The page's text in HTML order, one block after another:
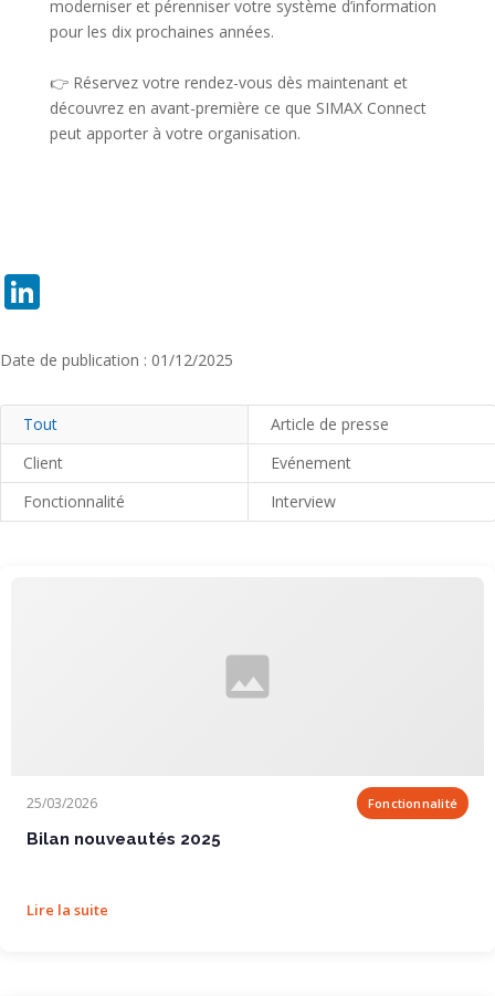
moderniser et pérenniser votre système d’information
pour les dix prochaines années.
👉 Réservez votre rendez-vous dès maintenant et
découvrez en avant-première ce que SIMAX Connect
peut apporter à votre organisation.
Date de publication : 01/12/2025
Tout
Article de presse
Client
Evénement
Fonctionnalité
Interview
25/03/2026 Fonctionnalité
Bilan nouveautés 2025
Lire la suite